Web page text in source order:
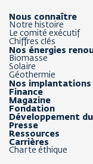
Nous connaître
Notre histoire
Le comité exécutif
Chiffres clés
Nos énergies
Biomasse
Solaire
Géothermie
Nos implantations
Finance
Magazine
Fondation
Développement
Presse
Ressources
Carrières
Charte éthique